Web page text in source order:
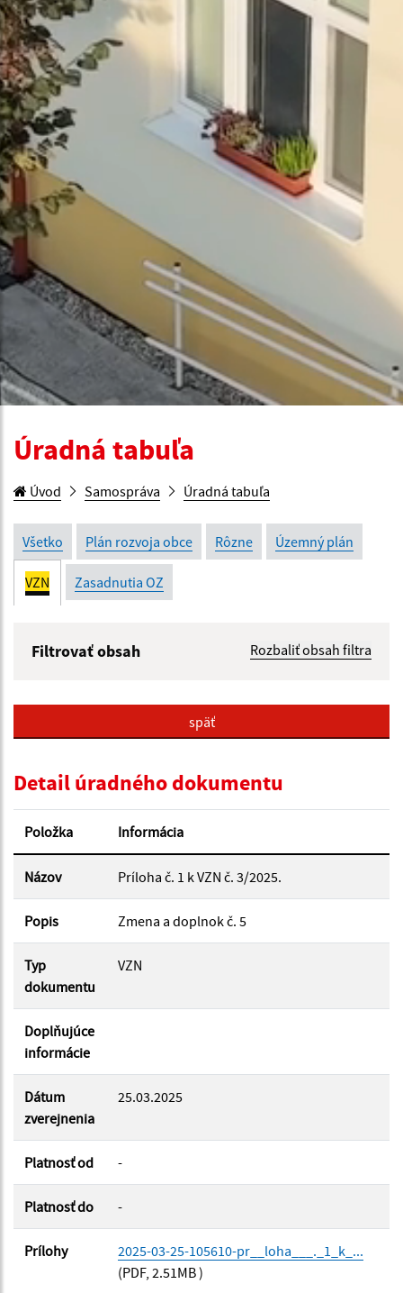
Úradná tabuľa
Úvod Samospráva Úradná tabuľa
Všetko Plán rozvoja obce Rôzne Územný plán
VZN Zasadnutia OZ
Filtrovať obsah Rozbaliť obsah filtra
Popis:
Dátum zverejnenia od:
Dátum zverejnenia do:
Platnosť od:
Platnosť do:
späť
Detail úradného dokumentu
Položka Informácia
Názov Príloha č. 1 k VZN č. 3/2025.
Popis Zmena a doplnok č. 5
Typ
dokumentu
VZN
Doplňujúce
informácie
Dátum
zverejnenia
25.03.2025
Platnosť od -
Platnosť do -
Prílohy
2025-03-25-105610-pr__loha___._1_k_...
(PDF, 2.51MB )